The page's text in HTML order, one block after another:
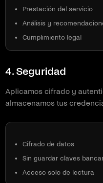
Prestación del servicio
Análisis y
Cumplimiento legal
4. Seguridad
Aplicamos cifrado y
almacenamos tus
Cifrado de datos
Sin guardar claves
Acceso solo de lectura